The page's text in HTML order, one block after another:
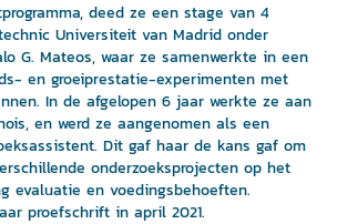
deed ze een stage van 4
Universiteit van Madrid onder
G. Mateos, waar ze samenwerkte in een
en groeiprestatie-experimenten met
In de afgelopen 6 jaar werkte ze aan
en werd ze aangenomen als een
Dit gaf haar de kans gaf om
onderzoeksprojecten op het
evaluatie en voedingsbehoeften.
proefschrift in april 2021.